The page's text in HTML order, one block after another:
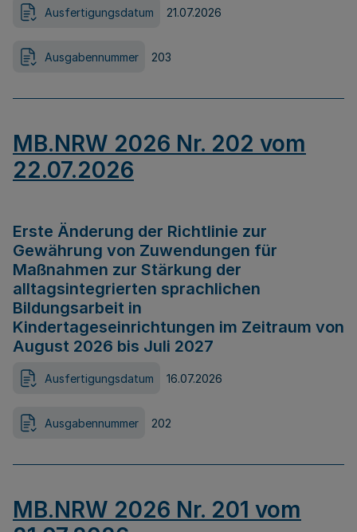
Ausfertigungsdatum 21.07.2026
Ausgabennummer 203
MB.NRW 2026 Nr. 202 vom
22.07.2026
Erste Änderung der Richtlinie zur
Gewährung von Zuwendungen für
Maßnahmen zur Stärkung der
alltagsintegrierten sprachlichen
Bildungsarbeit in
Kindertageseinrichtungen im Zeitraum von
August 2026 bis Juli 2027
Ausfertigungsdatum 16.07.2026
Ausgabennummer 202
MB.NRW 2026 Nr. 201 vom